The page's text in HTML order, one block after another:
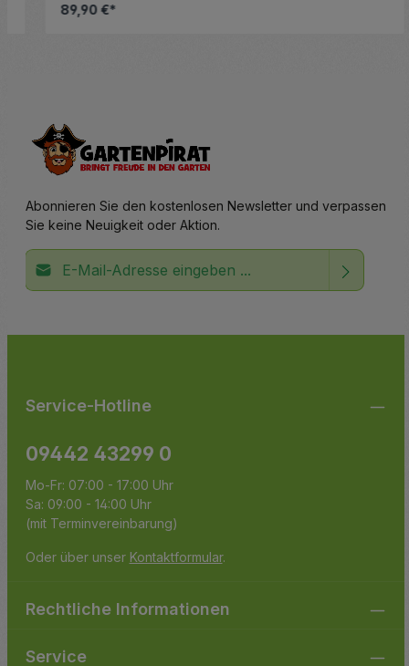
89,90 €*
Abonnieren Sie den kostenlosen Newsletter und verpassen
Sie keine Neuigkeit oder Aktion.
E-Mail-Adresse*
Service-Hotline
09442 43299 0
Mo-Fr: 07:00 - 17:00 Uhr
Sa: 09:00 - 14:00 Uhr
(mit Terminvereinbarung)
Oder über unser Kontaktformular.
Rechtliche Informationen
Service